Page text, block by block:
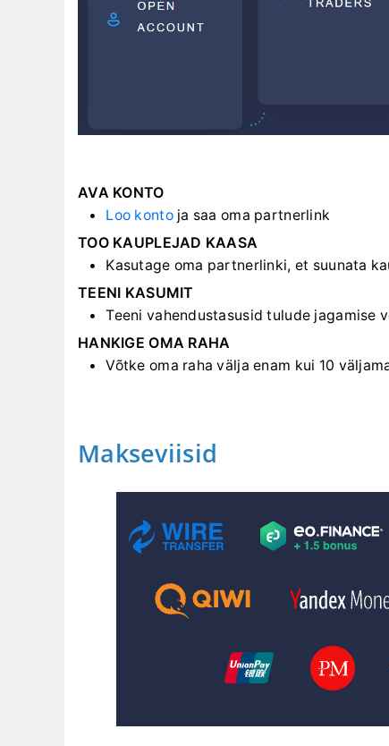
AVA KONTO
Loo kontoja saa oma partnerlink
TOO KAUPLEJAD KAASA
Kasutage oma partnerlinki, et suunata
TEENI KASUMIT
Teeni vahendustasusid tulude jagamise
HANKIGE OMA RAHA
Võtke oma raha välja enam kui 10
Makseviisid